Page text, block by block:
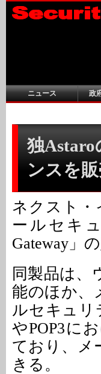
ニュース 政
独
ンスを
ネクスト・
ールセキ
Gateway」
同製品は、
能のほか、
ルセキュリ
やPOP3に
ており、メ
きる。